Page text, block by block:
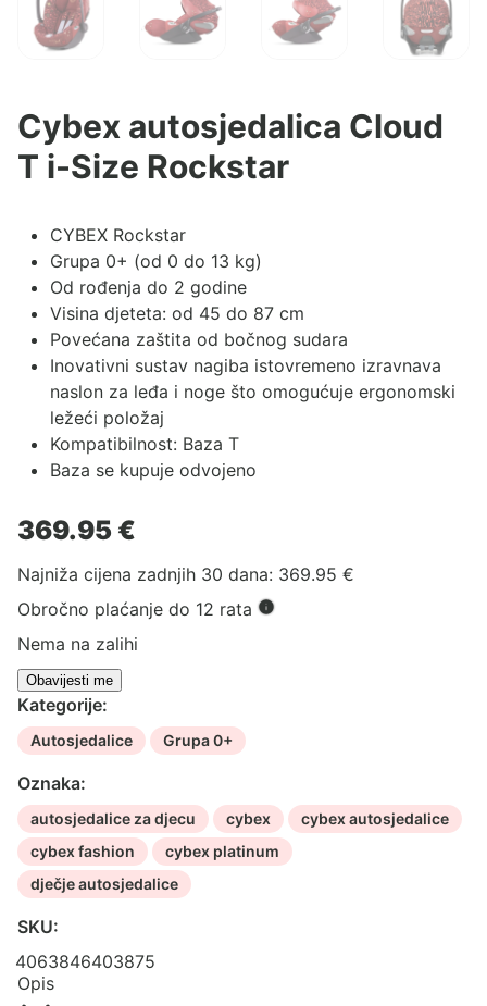
Cybex autosjedalica Cloud
T i-Size Rockstar
CYBEX Rockstar
Grupa 0+ (od 0 do 13 kg)
Od rođenja do 2 godine
Visina djeteta: od 45 do 87 cm
Povećana zaštita od bočnog sudara
Inovativni sustav nagiba istovremeno izravnava
naslon za leđa i noge što omogućuje ergonomski
ležeći položaj
Kompatibilnost: Baza T
Baza se kupuje odvojeno
369.95 €
Najniža cijena zadnjih 30 dana: 369.95 €
Obročno plaćanje do 12 rata
Nema na zalihi
Kategorije:
Autosjedalice Grupa 0+
Oznaka:
autosjedalice za djecu cybex
cybex autosjedalice
cybex fashion
cybex platinum
dječje autosjedalice
SKU:
4063846403875
Opis